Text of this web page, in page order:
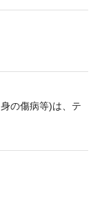
の傷病等)は、テ